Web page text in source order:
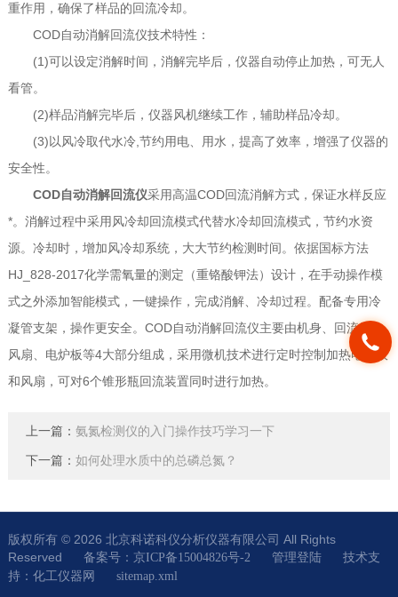
重作用，确保了样品的回流冷却。
COD自动消解回流仪技术特性：
(1)可以设定消解时间，消解完毕后，仪器自动停止加热，可无人
看管。
(2)样品消解完毕后，仪器风机继续工作，辅助样品冷却。
(3)以风冷取代水冷,节约用电、用水，提高了效率，增强了仪器的
安全性。
COD自动消解回流仪采用高温COD回流消解方式，保证水样反应
*。消解过程中采用风冷却回流模式代替水冷却回流模式，节约水资
源。冷却时，增加风冷却系统，大大节约检测时间。依据国标方法
HJ_828-2017化学需氧量的测定（重铬酸钾法）设计，在手动操作模
式之外添加智能模式，一键操作，完成消解、冷却过程。配备专用冷
凝管支架，操作更安全。COD自动消解回流仪主要由机身、回流管、
风扇、电炉板等4大部分组成，采用微机技术进行定时控制加热电炉板
和风扇，可对6个锥形瓶回流装置同时进行加热。
上一篇： 氨氮检测仪的入门操作技巧学习一下
下一篇： 如何处理水质中的总磷总氮？
版权所有 © 2026 北京科诺科仪分析仪器有限公司 All Rights
Reserved 备案号：京ICP备15004826号-2 管理登陆技术支
持： 化工仪器网 sitemap.xml